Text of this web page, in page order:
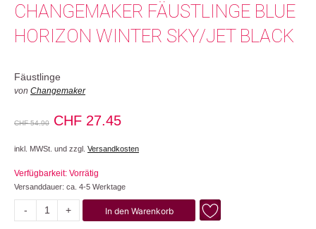
CHANGEMAKER FÄUSTLINGE BLUE
HORIZON WINTER SKY/JET BLACK
Fäustlinge
von Changemaker
CHF54.90
Ursprünglicher
CHF 54.90
CHF 27.45Aktueller
CHF 27.45.
inkl. MWSt. und zzgl. Versandkosten
Verfügbarkeit: Vorrätig
Versanddauer: ca. 4-5 Werktage
- + In den Warenkorb